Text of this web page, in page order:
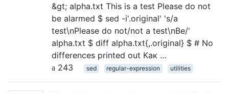
&gt; alpha.txt This is a test Please do not
be alarmed $ sed -i'.original' 's/a
test\nPlease do not/not a test\nBe/'
alpha.txt $ diff alpha.txt{,.original} $ # No
differences printed out Как …
243
sed regular-expression utilities